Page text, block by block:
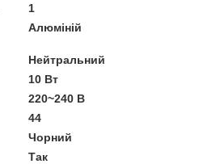
1
Алюміній
Нейтральний
10 Вт
220~240 В
44
Чорний
Так